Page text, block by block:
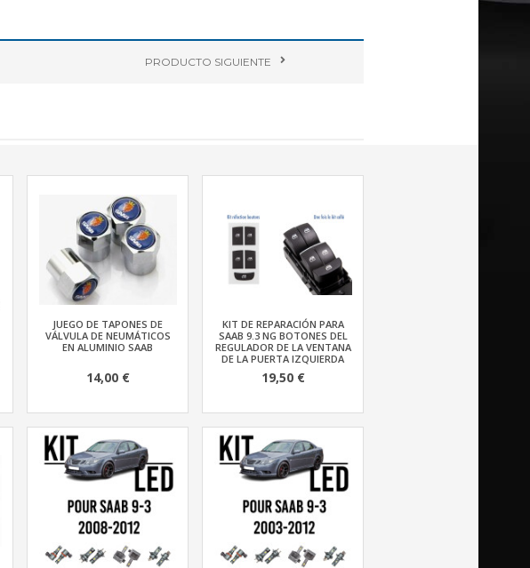
PRODUCTO SIGUIENTE
JUEGO DE TAPONES DE
VÁLVULA DE NEUMÁTICOS
EN ALUMINIO SAAB
14,00 €
KIT DE REPARACIÓN PARA
SAAB 9.3 NG BOTONES DEL
REGULADOR DE LA VENTANA
DE LA PUERTA IZQUIERDA
19,50 €